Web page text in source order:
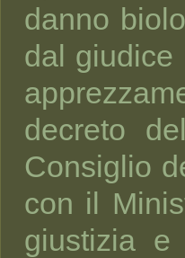
danno
dal giudice
decreto
Consiglio
con il
giustizia